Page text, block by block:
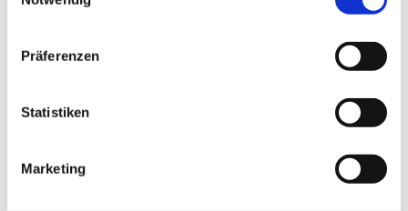
Präferenzen
Statistiken
Marketing